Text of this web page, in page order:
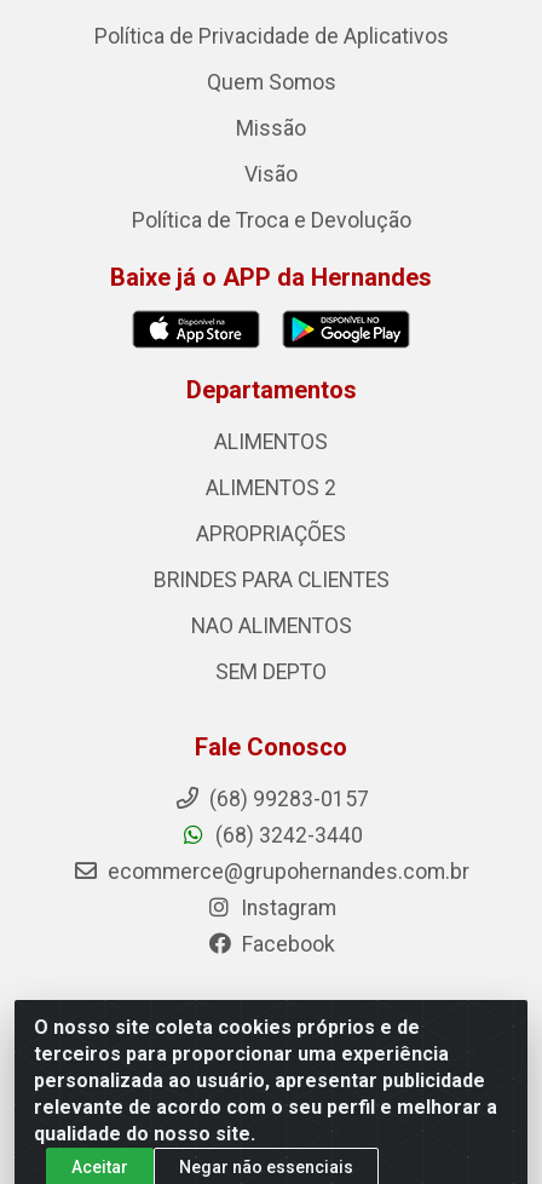
O nosso site coleta cookies próprios e de
terceiros para proporcionar uma experiência
personalizada ao usuário, apresentar publicidade
relevante de acordo com o seu perfil e melhorar a
qualidade do nosso site.
Aceitar Negar não essenciais
Política de Privacidade de Aplicativos
Quem Somos
Missão
Visão
Política de Troca e Devolução
Baixe já o APP da Hernandes
Departamentos
ALIMENTOS
ALIMENTOS 2
APROPRIAÇÕES
BRINDES PARA CLIENTES
NAO ALIMENTOS
SEM DEPTO
Fale Conosco
(68) 99283-0157
(68) 3242-3440
ecommerce@grupohernandes.com.br
Instagram
Facebook
Hernandes - Atacado e Distribuições - Rodovia
Transacreana, 2155 - Floresta Sul, Rio Branco/AC - CEP
69.912-290 - CNPJ 12.996.556/0001-69